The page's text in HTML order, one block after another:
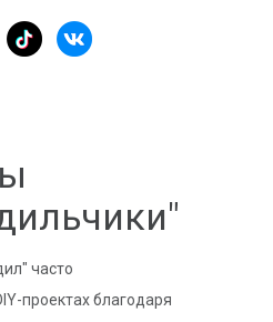
часто
проектах благодаря